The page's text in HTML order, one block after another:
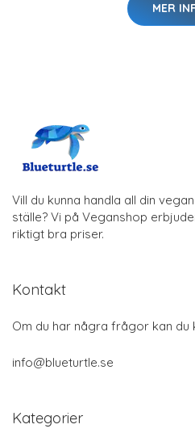
MER
Vill du kunna handla all din
ställe? Vi på Veganshop
riktigt bra priser.
Kontakt
Om du har några frågor kan
info@blueturtle.se
Kategorier